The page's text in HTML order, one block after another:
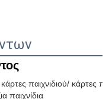
παιχνιδιού/ κάρτες
παιχνίδια